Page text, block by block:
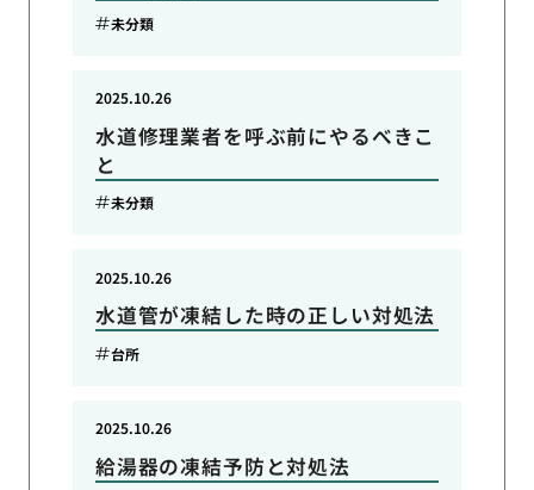
未分類
水道修理業者を呼ぶ前にやるべきこ
と
2025.10.26
未分類
水道管が凍結した時の正しい対処法
2025.10.26
台所
給湯器の凍結予防と対処法
2025.10.26